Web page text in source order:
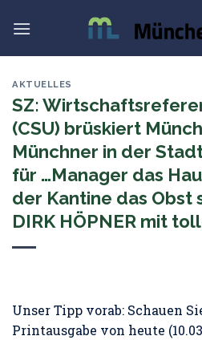
AKTUELLES
SZ:
(CSU) brüskiert
Münchner in der
für …Manager das
der Kantine das Obst
DIRK HÖPNER mit
Unser Tipp vorab: Schauen
Printausgabe von heute